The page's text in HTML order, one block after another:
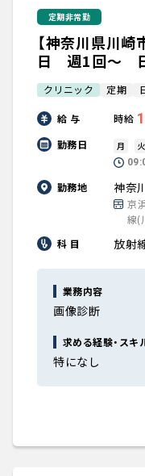
定期非常勤
【神奈川県川崎
日 週1回～
クリニック 定期
給 与 時給 1
勤務日 月 火
勤務地 神奈
京
線(
科 目
放射
業務内容
画像診断
求める経験・スキ
特になし